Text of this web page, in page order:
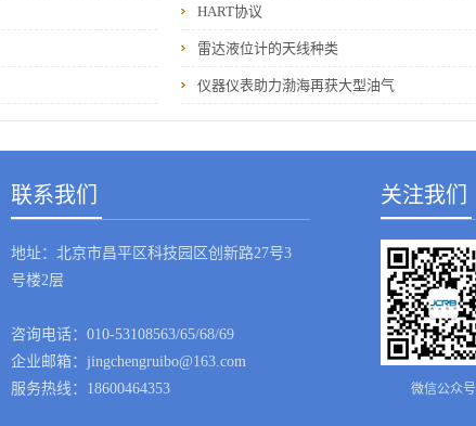
HART协议
雷达液位计的天线种类
仪器仪表助力渤海再获大型油气
联系我们
地址：北京市昌平区科技园区创新路27号3
号楼2层
咨询电话：010-53108563/65/68/69
企业邮箱：jingchengruibo@163.com
服务热线：18600464353
关注我们
微信公众号